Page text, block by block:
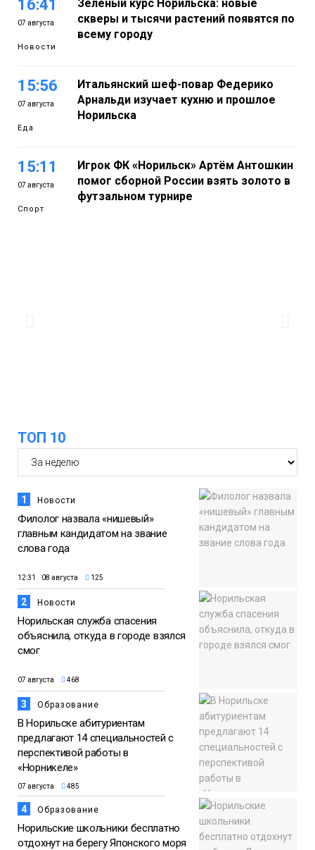
16:41
07 августа
Новости
Зелёный курс Норильска: новые
скверы и тысячи растений появятся по
всему городу
15:56
07 августа
Еда
Итальянский шеф-повар Федерико
Арнальди изучает кухню и прошлое
Норильска
15:11
07 августа
Спорт
Игрок ФК «Норильск» Артём Антошкин
помог сборной России взять золото в
футзальном турнире
Новости
ТОП 10
1 Новости
Филолог назвала «нишевый»
главным кандидатом на звание
слова года
12:31 08 августа 125
2 Новости
Норильская служба спасения
объяснила, откуда в городе взялся
смог
07 августа 468
3 Образование
В Норильске абитуриентам
предлагают 14 специальностей с
перспективой работы в
«Норникеле»
07 августа 485
4 Образование
Норильские школьники бесплатно
отдохнут на берегу Японского моря